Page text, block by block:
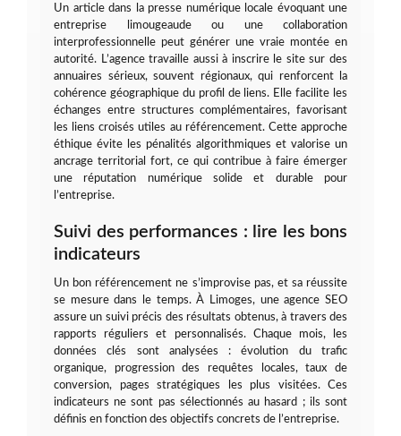
Un article dans la presse numérique locale évoquant une
entreprise limougeaude ou une collaboration
interprofessionnelle peut générer une vraie montée en
autorité. L’agence travaille aussi à inscrire le site sur des
annuaires sérieux, souvent régionaux, qui renforcent la
cohérence géographique du profil de liens. Elle facilite les
échanges entre structures complémentaires, favorisant
les liens croisés utiles au référencement. Cette approche
éthique évite les pénalités algorithmiques et valorise un
ancrage territorial fort, ce qui contribue à faire émerger
une réputation numérique solide et durable pour
l’entreprise.
Suivi des performances : lire les bons
indicateurs
Un bon référencement ne s’improvise pas, et sa réussite
se mesure dans le temps. À Limoges, une agence SEO
assure un suivi précis des résultats obtenus, à travers des
rapports réguliers et personnalisés. Chaque mois, les
données clés sont analysées : évolution du trafic
organique, progression des requêtes locales, taux de
conversion, pages stratégiques les plus visitées. Ces
indicateurs ne sont pas sélectionnés au hasard ; ils sont
définis en fonction des objectifs concrets de l’entreprise.